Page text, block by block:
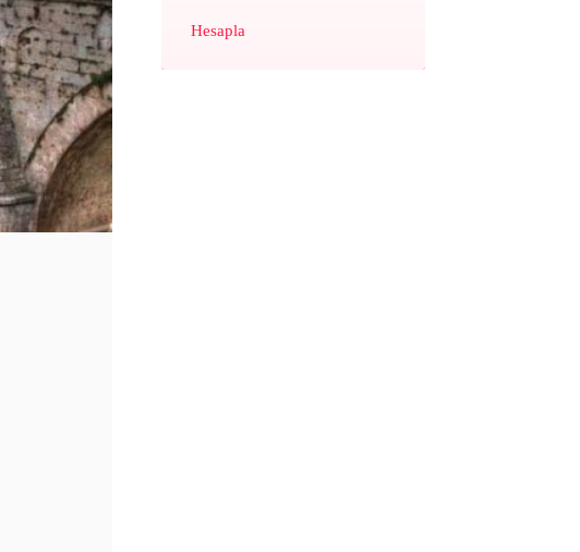
Hesapla